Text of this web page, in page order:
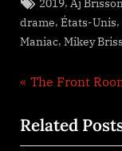
drame, États-Unis,
Maniac, Mikey
de
P
e
v
The Front
Related